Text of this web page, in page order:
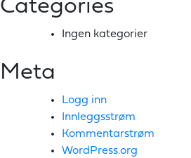
Categories
Ingen kategorier
Meta
Logg inn
Innleggsstrøm
Kommentarstrøm
WordPress.org